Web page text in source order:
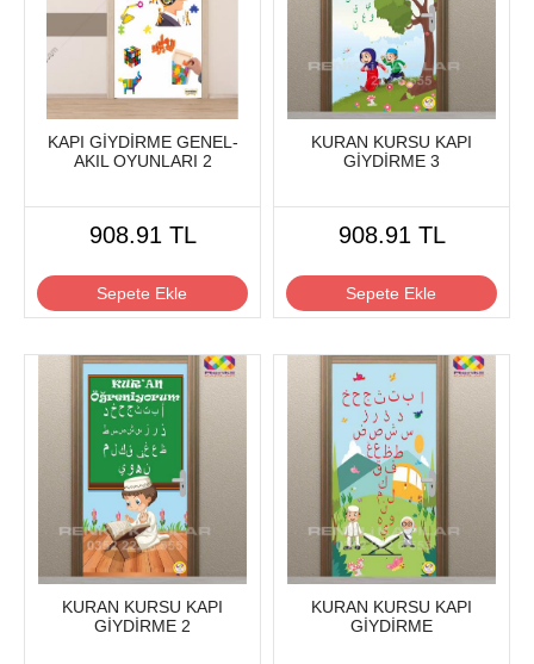
KAPI GİYDİRME GENEL-
AKIL OYUNLARI 2
908.91 TL
Sepete Ekle
KURAN KURSU KAPI
GİYDİRME 3
908.91 TL
Sepete Ekle
KURAN KURSU KAPI
GİYDİRME 2
KURAN KURSU KAPI
GİYDİRME